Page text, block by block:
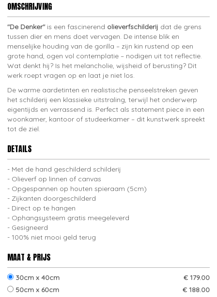
OMSCHRIJVING
"De Denker" is een fascinerend olieverfschilderij dat de grens
tussen dier en mens doet vervagen. De intense blik en
menselijke houding van de gorilla – zijn kin rustend op een
grote hand, ogen vol contemplatie – nodigen uit tot reflectie.
Wat denkt hij? Is het melancholie, wijsheid of berusting? Dit
werk roept vragen op en laat je niet los.
De warme aardetinten en realistische penseelstreken geven
het schilderij een klassieke uitstraling, terwijl het onderwerp
eigentijds en verrassend is. Perfect als statement piece in een
woonkamer, kantoor of studeerkamer – dit kunstwerk spreekt
tot de ziel.
DETAILS
Met de hand geschilderd schilderij
Olieverf op linnen of canvas
Opgespannen op houten spieraam (5cm)
Zijkanten doorgeschilderd
Direct op te hangen
Ophangsysteem gratis meegeleverd
Gesigneerd
100% niet mooi geld terug
MAAT & PRIJS
30cm x 40cm
€ 179.00
50cm x 60cm
€ 188.00